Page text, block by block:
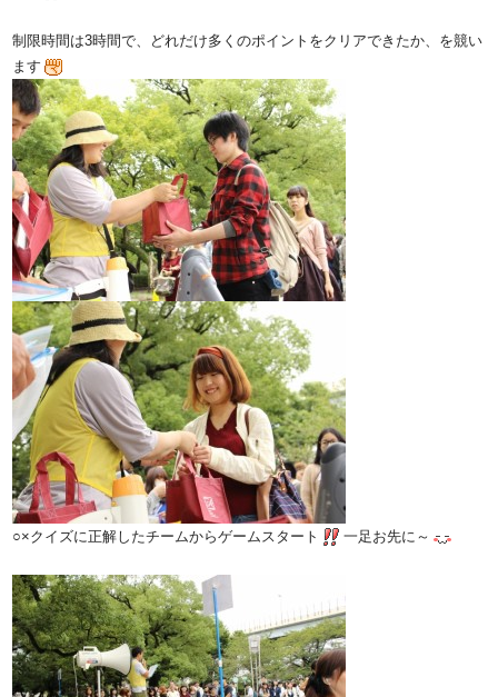
制限時間は3時間で、どれだけ多くのポイントをクリアできたか、を競い
ます
○×クイズに正解したチームからゲームスタート 一足お先に～